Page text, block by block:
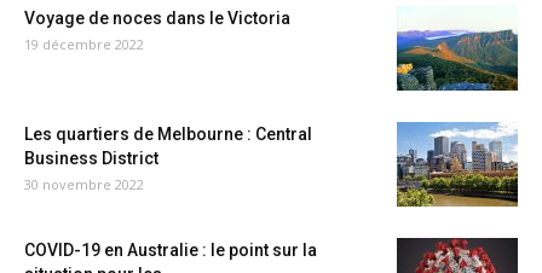
Voyage de noces dans le Victoria
19 décembre 2022
Les quartiers de Melbourne : Central
Business District
30 novembre 2022
COVID-19 en Australie : le point sur la